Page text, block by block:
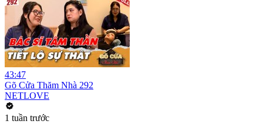
43:47
Gõ Cửa Thăm Nhà 292
NETLOVE
1 tuần trước